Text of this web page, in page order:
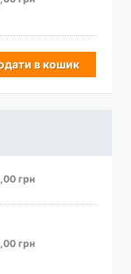
в кошик
грн
грн